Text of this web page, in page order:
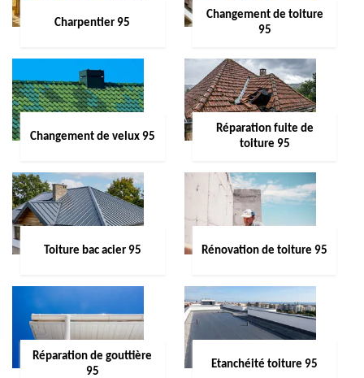
Charpentier 95
Changement de toiture
95
Changement de velux 95
Réparation fuite de
toiture 95
Toiture bac acier 95 Rénovation de toiture 95
Réparation de gouttière
95
Etanchéité toiture 95